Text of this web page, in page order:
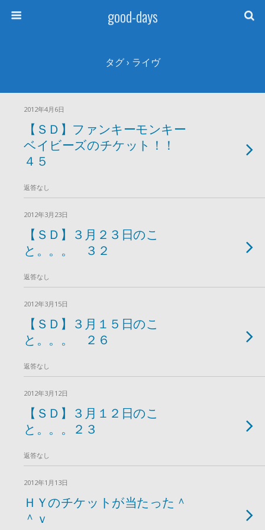
good-days
タグ › ライヴ
2012年4月6日
【ＳＤ】ファンキーモンキー
ベイビーズのチケット！！
４５
返答なし
2012年3月23日
【ＳＤ】３月２３日のこ
と。。。 ３２
返答なし
2012年3月15日
【ＳＤ】３月１５日のこ
と。。。 ２６
返答なし
2012年3月12日
【ＳＤ】３月１２日のこ
と。。。２３
返答なし
2012年1月13日
ＨＹのチケットが当たった＾
＾ｖ